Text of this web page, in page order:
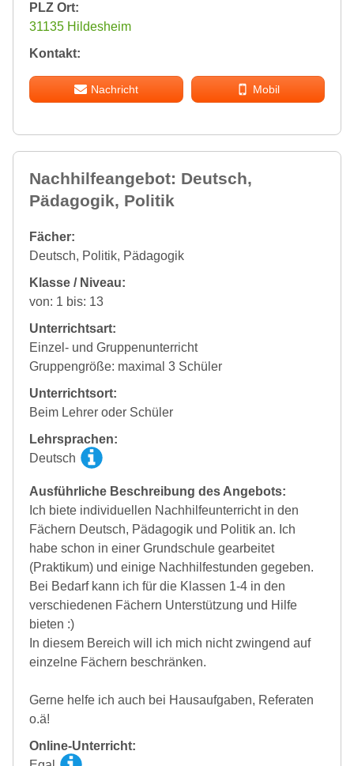
PLZ Ort:
31135 Hildesheim
Kontakt:
Nachricht Mobil
Nachhilfeangebot: Deutsch,
Pädagogik, Politik
Fächer:
Deutsch, Politik, Pädagogik
Klasse / Niveau:
von: 1 bis: 13
Unterrichtsart:
Einzel- und Gruppenunterricht
Gruppengröße: maximal 3 Schüler
Unterrichtsort:
Beim Lehrer oder Schüler
Lehrsprachen:
Deutsch
Ausführliche Beschreibung des Angebots:
Ich biete individuellen Nachhilfeunterricht in den
Fächern Deutsch, Pädagogik und Politik an. Ich
habe schon in einer Grundschule gearbeitet
(Praktikum) und einige Nachhilfestunden gegeben.
Bei Bedarf kann ich für die Klassen 1-4 in den
verschiedenen Fächern Unterstützung und Hilfe
bieten :)
In diesem Bereich will ich mich nicht zwingend auf
einzelne Fächern beschränken.
Gerne helfe ich auch bei Hausaufgaben, Referaten
o.ä!
Online-Unterricht: